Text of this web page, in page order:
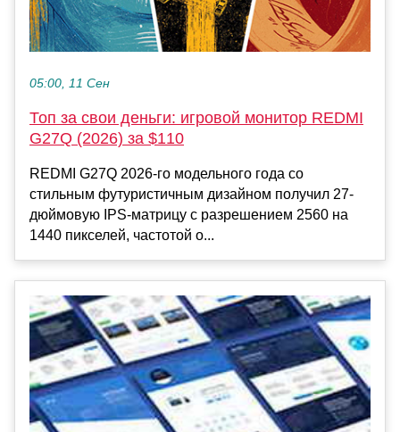
05:00, 11 Сен
Топ за свои деньги: игровой монитор REDMI
G27Q (2026) за $110
REDMI G27Q 2026-го модельного года со
стильным футуристичным дизайном получил 27-
дюймовую IPS-матрицу с разрешением 2560 на
1440 пикселей, частотой о...